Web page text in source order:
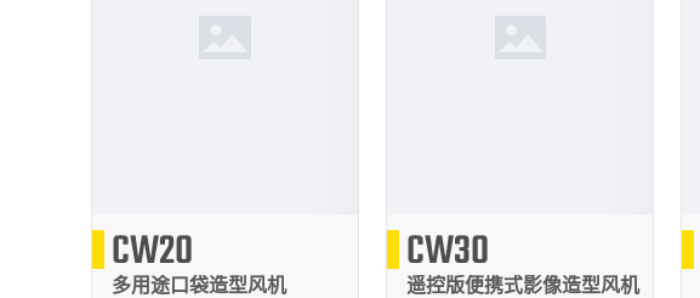
CW20
多用途口袋造型风机
321 CW30
遥控版便携式影像造型风机
709